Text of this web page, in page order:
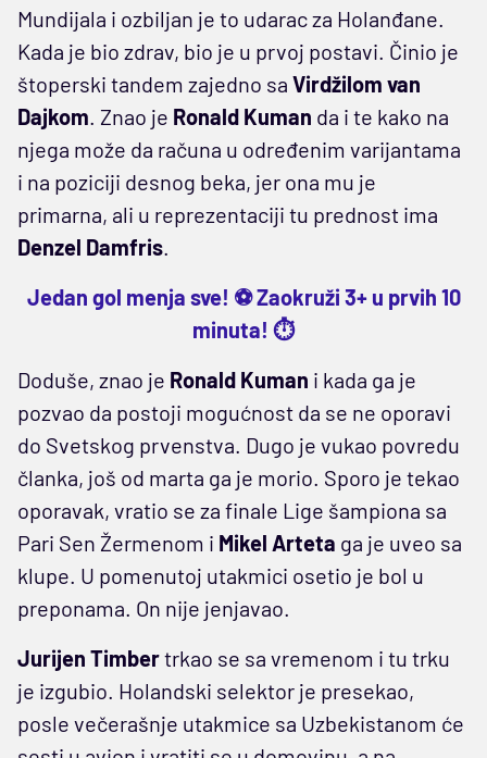
Mundijala i ozbiljan je to udarac za Holanđane.
Kada je bio zdrav, bio je u prvoj postavi. Činio je
štoperski tandem zajedno sa Virdžilom van
Dajkom . Znao je Ronald Kuman da i te kako na
njega može da računa u određenim varijantama
i na poziciji desnog beka, jer ona mu je
primarna, ali u reprezentaciji tu prednost ima
Denzel Damfris
Jedan gol menja sve! ⚽ Zaokruži 3+ u prvih 10
minuta! ⏱️
Doduše, znao je Ronald Kuman i kada ga je
pozvao da postoji mogućnost da se ne oporavi
do Svetskog prvenstva. Dugo je vukao povredu
članka, još od marta ga je morio. Sporo je tekao
oporavak, vratio se za finale Lige šampiona sa
Pari Sen Žermenom i Mikel Arteta ga je uveo sa
klupe. U pomenutoj utakmici osetio je bol u
preponama. On nije jenjavao.
Jurijen Timbertrkao se sa vremenom i tu trku
je izgubio. Holandski selektor je presekao,
posle večerašnje utakmice sa Uzbekistanom će